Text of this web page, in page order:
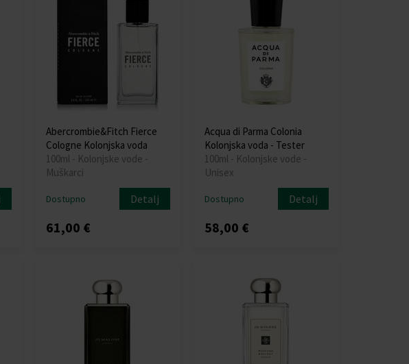
Abercrombie&Fitch Fierce
Cologne Kolonjska voda
100ml - Kolonjske vode -
Muškarci
Dostupno Detalj
61,00 €
Acqua di Parma Colonia
Kolonjska voda - Tester
100ml - Kolonjske vode -
Unisex
Dostupno Detalj
58,00 €